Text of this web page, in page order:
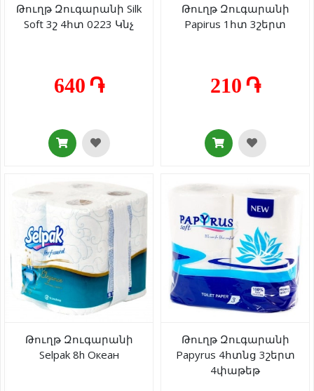
Թուղթ Զուգարանի Silk
Soft 3շ 4հտ 0223 Կնչ
640 ֏
Թուղթ Զուգարանի
Papirus 1հտ 3շերտ
210 ֏
Թուղթ Զուգարանի
Selpak 8h Океан
Թուղթ Զուգարանի
Papyrus 4հտնց 3շերտ
4փաթեթ